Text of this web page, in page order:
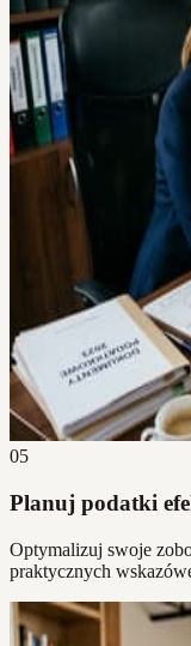
05
Planuj podatki
Optymalizuj swoje
praktycznych